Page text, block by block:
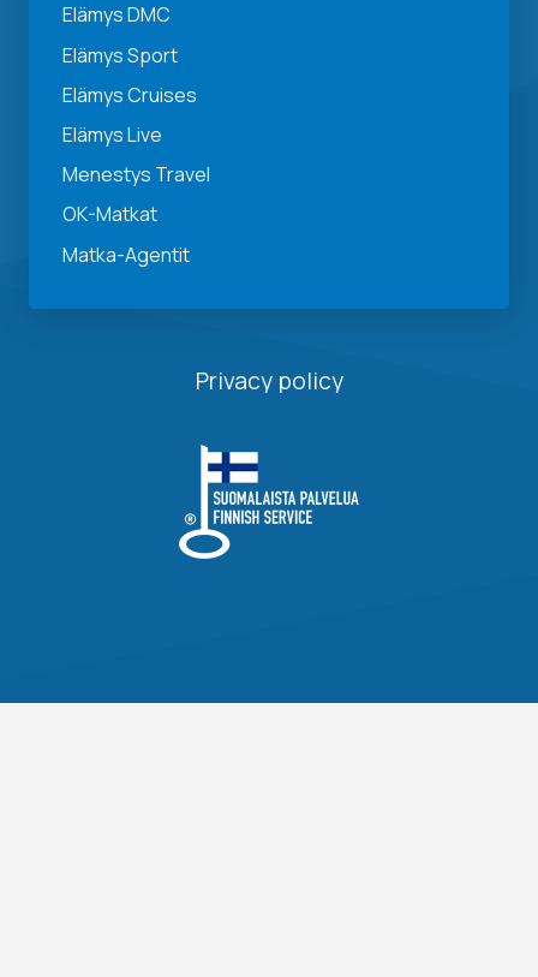
Elämys DMC
Elämys Sport
Elämys Cruises
Elämys Live
Menestys Travel
OK-Matkat
Matka-Agentit
Privacy policy